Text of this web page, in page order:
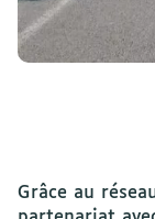
Grâce au